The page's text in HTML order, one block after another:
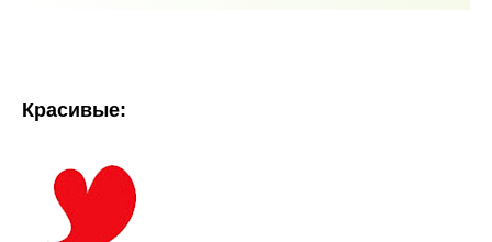
Красивые: